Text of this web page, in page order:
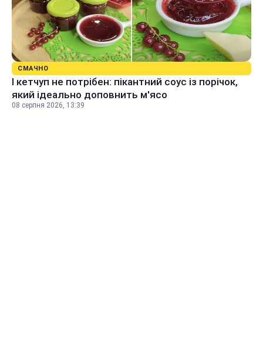
СМАЧНО
І кетчуп не потрібен: пікантний соус із порічок,
який ідеально доповнить м'ясо
08 серпня 2026, 13:39